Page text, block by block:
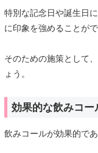
特別な記念日や誕生日
に印象を強めることが
そのための施策として
ょう。
効果的な飲みコー
飲みコールが効果的で